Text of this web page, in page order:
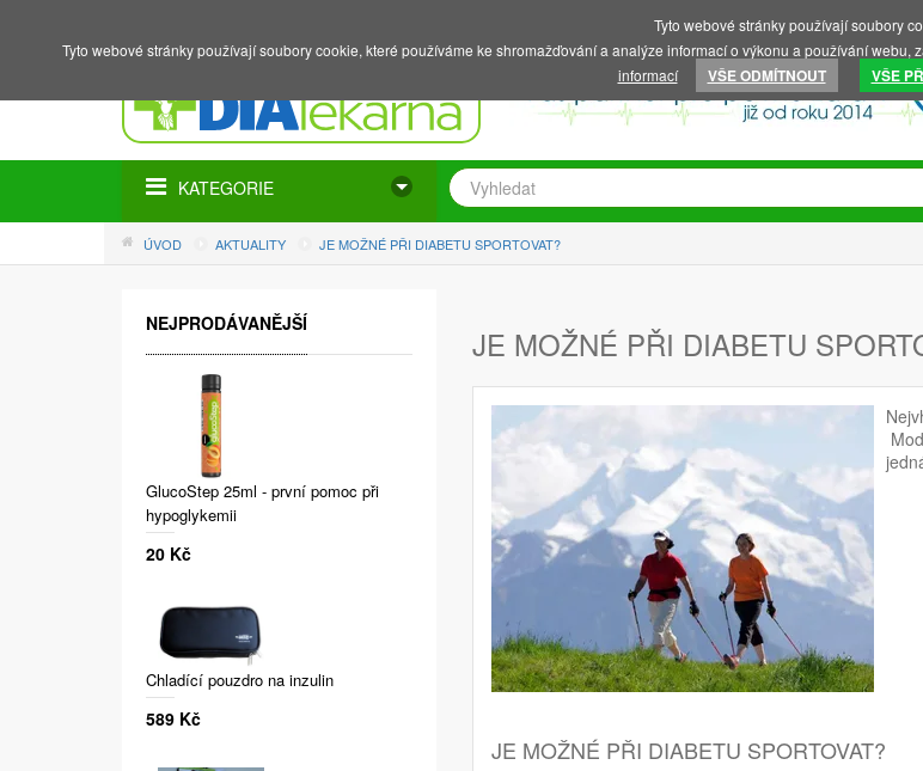
KATEGORIE
ÚVOD AKTUALITY JE MOŽNÉ PŘI DIABETU SPORTOVAT?
JE MOŽNÉ PŘI DIABETU
JE MOŽNÉ PŘI DIABETU SPORTOVAT?
NEJPRODÁVANĚJŠÍ
GlucoStep 25ml - první pomoc při
hypoglykemii
20 Kč
Chladící pouzdro na inzulin
589 Kč
Tyto webové stránky používají soubory
Tyto webové stránky používají soubory cookie, které používáme ke shromažďování a analýze informací o výkonu a používání
informací
VŠE ODMÍTNOUT VŠE